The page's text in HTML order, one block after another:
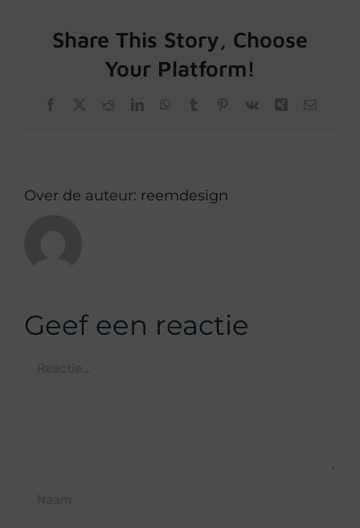
Share This Story, Choose
Your Platform!
Facebook RedditLinkedInWhatsApp
Tumblr Pinterest
Vk Xing E-
Over de auteur: reemdesign
Geef een reactie